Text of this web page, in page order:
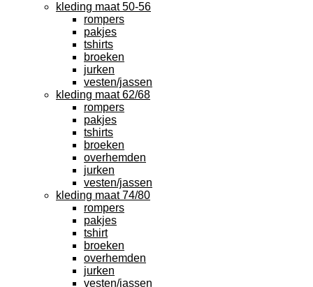
kleding maat 50-56
rompers
pakjes
tshirts
broeken
jurken
vesten/jassen
kleding maat 62/68
rompers
pakjes
tshirts
broeken
overhemden
jurken
vesten/jassen
kleding maat 74/80
rompers
pakjes
tshirt
broeken
overhemden
jurken
vesten/jassen